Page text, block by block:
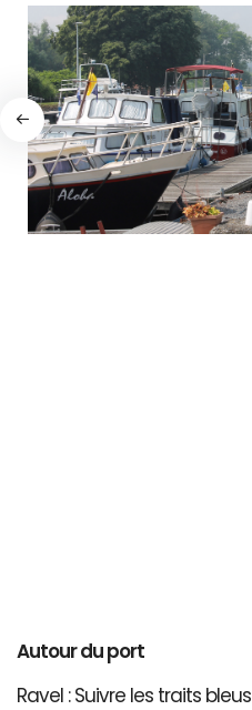
Autour du port
Ravel : Suivre les traits bleus